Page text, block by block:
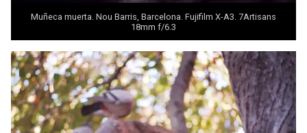
Muñeca muerta. Nou Barris, Barcelona. Fujifilm X-A3. 7Artisans
18mm f/6.3